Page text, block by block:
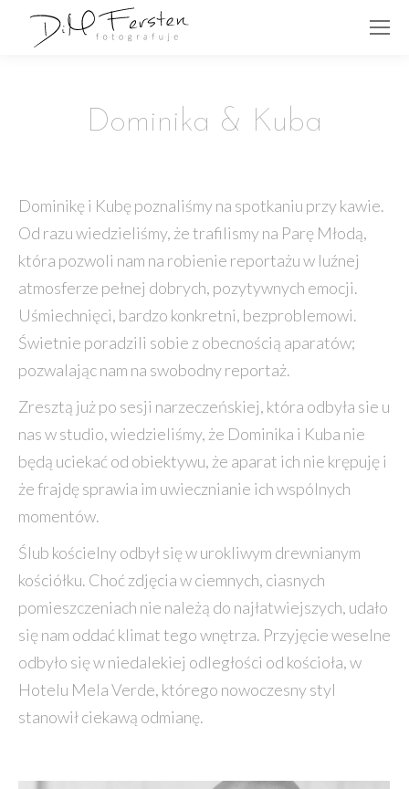
Dominika & Kuba
Dominikę i Kubę poznaliśmy na spotkaniu przy kawie.
Od razu wiedzieliśmy, że trafilismy na Parę Młodą,
która pozwoli nam na robienie reportażu w luźnej
atmosferze pełnej dobrych, pozytywnych emocji.
Uśmiechnięci, bardzo konkretni, bezproblemowi.
Świetnie poradzili sobie z obecnością aparatów;
pozwalając nam na swobodny reportaż.
Zresztą już po sesji narzeczeńskiej, która odbyła sie u
nas w studio, wiedzieliśmy, że Dominika i Kuba nie
będą uciekać od obiektywu, że aparat ich nie krępuję i
że frajdę sprawia im uwiecznianie ich wspólnych
momentów.
Ślub kościelny odbył się w urokliwym drewnianym
kościółku. Choć zdjęcia w ciemnych, ciasnych
pomieszczeniach nie należą do najłatwiejszych, udało
się nam oddać klimat tego wnętrza. Przyjęcie weselne
odbyło się w niedalekiej odległości od kościoła, w
Hotelu Mela Verde, którego nowoczesny styl
stanowił ciekawą odmianę.